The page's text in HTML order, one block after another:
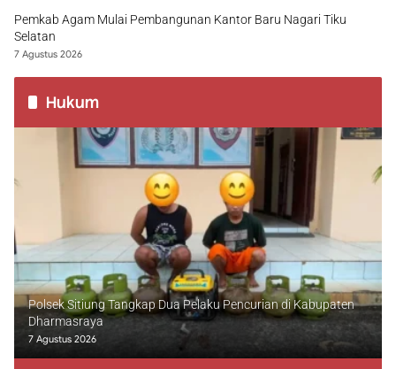
Pemkab Agam Mulai Pembangunan Kantor Baru Nagari Tiku
Selatan
7 Agustus 2026
Hukum
Polsek Sitiung Tangkap Dua Pelaku Pencurian di Kabupaten
Dharmasraya
7 Agustus 2026